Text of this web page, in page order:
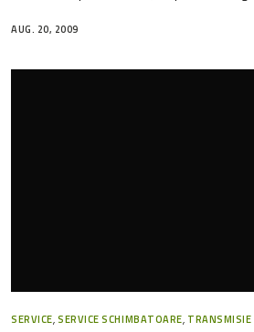
AUG. 20, 2009
SERVICE,SERVICE SCHIMBATOARE, TRANSMISIE